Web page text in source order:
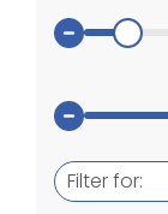
Filter for: